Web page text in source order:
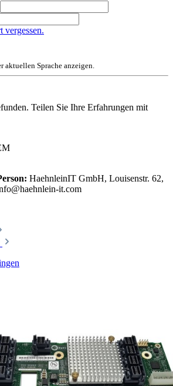
vergessen.
aktuellen Sprache anzeigen.
Teilen Sie Ihre Erfahrungen mit
HaehnleinIT GmbH, Louisenstr. 62,
it.com